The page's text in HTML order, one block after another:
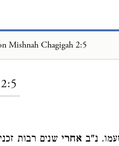
Mishnah Chagigah 2:5
2:5
נ"ב אחרי שנים רבות